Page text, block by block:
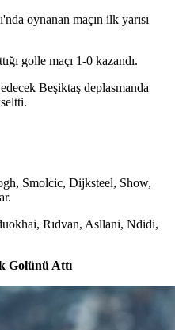
oynanan maçın ilk yarısı
golle maçı 1-0 kazandı.
Beşiktaş deplasmanda
Smolcic, Dijksteel, Show,
Rıdvan, Asllani, Ndidi,
Golünü Attı